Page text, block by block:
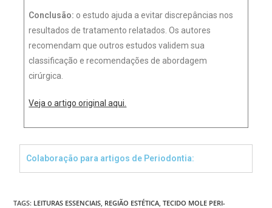
Conclusão: o estudo ajuda a evitar discrepâncias nos
resultados de tratamento relatados. Os autores
recomendam que outros estudos validem sua
classificação e recomendações de abordagem
cirúrgica.
Veja o artigo original aqui.
Colaboração para artigos de Periodontia:
TAGS: LEITURAS ESSENCIAIS, REGIÃO ESTÉTICA, TECIDO MOLE PERI-